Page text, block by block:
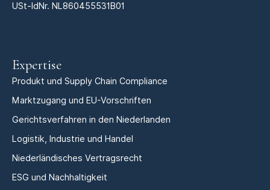
USt-IdNr. NL860455531B01
Expertise
Produkt und Supply Chain Compliance
Marktzugang und EU-Vorschriften
Gerichtsverfahren in den Niederlanden
Logistik, Industrie und Handel
Niederländisches Vertragsrecht
ESG und Nachhaltigkeit